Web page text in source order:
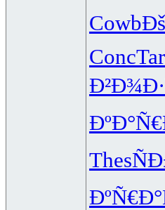
Cowb
Conc
Thes